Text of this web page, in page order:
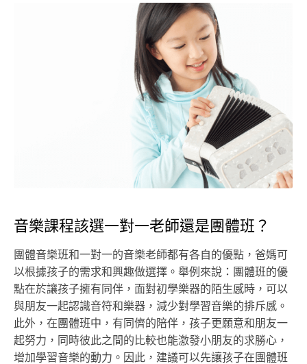
音樂課程該選一對一老師還是團體班？
團體音樂班和一對一的音樂老師都有各自的優點，爸媽可
以根據孩子的需求和興趣做選擇。舉例來說：團體班的優
點在於讓孩子擁有同伴，面對初學樂器的陌生感時，可以
與朋友一起認識音符和樂器，減少對學習音樂的排斥感。
此外，在團體班中，有同儕的陪伴，孩子更願意和朋友一
起努力，同時彼此之間的比較也能激發小朋友的求勝心，
增加學習音樂的動力。因此，建議可以先讓孩子在團體班